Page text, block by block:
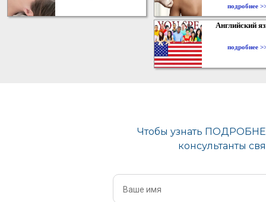
подробнее
Английский
подробнее